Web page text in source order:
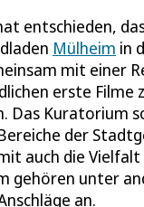
entschieden,
Mülheim in
mit einer
erste Filme
Das Kuratorium
der
auch die Vielfalt
gehören unter
an.